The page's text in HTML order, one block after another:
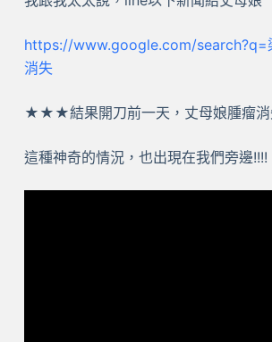
https://www.google.com/search?q=
消失
★★★結果開刀前一天，丈母娘腫瘤
這種神奇的情況，也出現在我們旁邊!!!!